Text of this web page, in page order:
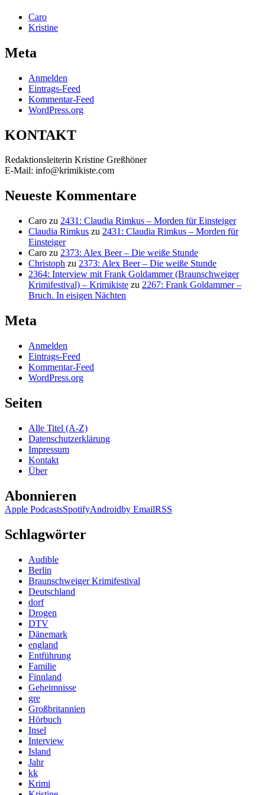
Caro
Kristine
Meta
Anmelden
Eintrags-Feed
Kommentar-Feed
WordPress.org
KONTAKT
Redaktionsleiterin Kristine Greßhöner
E-Mail: info@krimikiste.com
Neueste Kommentare
Caro zu 2431: Claudia Rimkus – Morden für Einsteiger
Claudia Rimkus zu 2431: Claudia Rimkus – Morden für
Einsteiger
Caro zu 2373: Alex Beer – Die weiße Stunde
Christoph zu 2373: Alex Beer – Die weiße Stunde
2364: Interview mit Frank Goldammer (Braunschweiger
Krimifestival) – Krimikiste zu 2267: Frank Goldammer –
Bruch. In eisigen Nächten
Meta
Anmelden
Eintrags-Feed
Kommentar-Feed
WordPress.org
Seiten
Alle Titel (A-Z)
Datenschutzerklärung
Impressum
Kontakt
Über
Abonnieren
Apple PodcastsSpotifyAndroidby EmailRSS
Schlagwörter
Audible
Berlin
Braunschweiger Krimifestival
Deutschland
dorf
Drogen
DTV
Dänemark
england
Entführung
Familie
Finnland
Geheimnisse
gre
Großbritannien
Hörbuch
Insel
Interview
Island
Jahr
kk
Krimi